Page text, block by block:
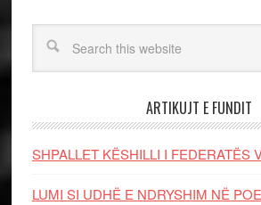
ARTIKUJT E FUNDIT
SHPALLET KËSHILLI I FEDERATËS
LUMI SI UDHË E NDRYSHIM NË